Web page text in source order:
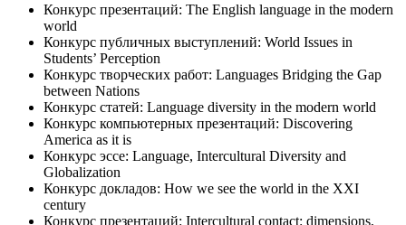
Конкурс презентаций: The English language in the modern
world
Конкурс публичных выступлений: World Issues in
Students’ Perception
Конкурс творческих работ: Languages Bridging the Gap
between Nations
Конкурс статей: Language diversity in the modern world
Конкурс компьютерных презентаций: Discovering
America as it is
Конкурс эссе: Language, Intercultural Diversity and
Globalization
Конкурс докладов: How we see the world in the XXI
century
Конкурс презентаций: Intercultural contact: dimensions,